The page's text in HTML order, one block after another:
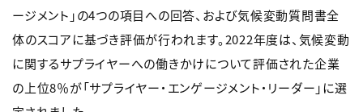
ージメント」の4つの項目への回答、および気候変動質問書全
体のスコアに基づき評価が行われます。2022年度は、気候変動
に関するサプライヤーへの働きかけについて評価された企業
の上位8％が「サプライヤー・エンゲージメント・リーダー」に選